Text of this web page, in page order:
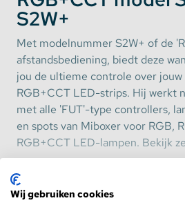
S2W+
Met modelnummer S2W+ of de
afstandsbediening, biedt deze
jou de ultieme controle over jouw
RGB+CCT LED-strips. Hij werkt
met alle 'FUT'-type controllers,
en spots van Miboxer voor RGB,
RGB+CCT LED-lampen. Bekijk ze
Met de uiterst precieze touch ring
de kleur aanpassen, het licht
Wij gebruiken cookies